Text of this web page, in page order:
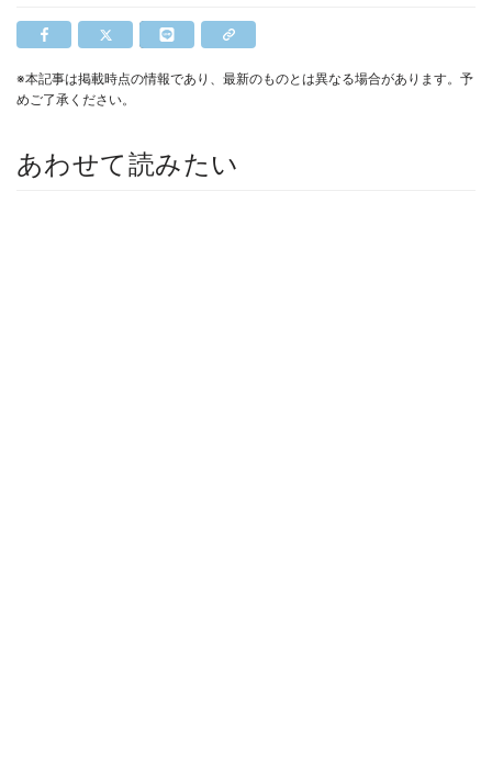
※本記事は掲載時点の情報であり、最新のものとは異なる場合があります。予
めご了承ください。
あわせて読みたい